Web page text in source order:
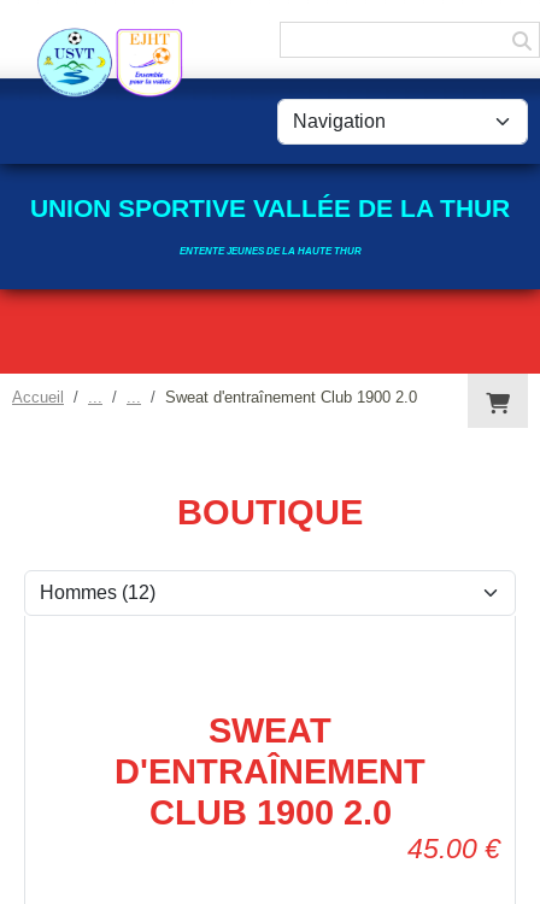
UNION SPORTIVE VALLÉE DE LA THUR
ENTENTE JEUNES DE LA HAUTE THUR
Accueil Sweat d'entraînement Club 1900 2.0
BOUTIQUE
SWEAT
D'ENTRAÎNEMENT
CLUB 1900 2.0
45.00 €